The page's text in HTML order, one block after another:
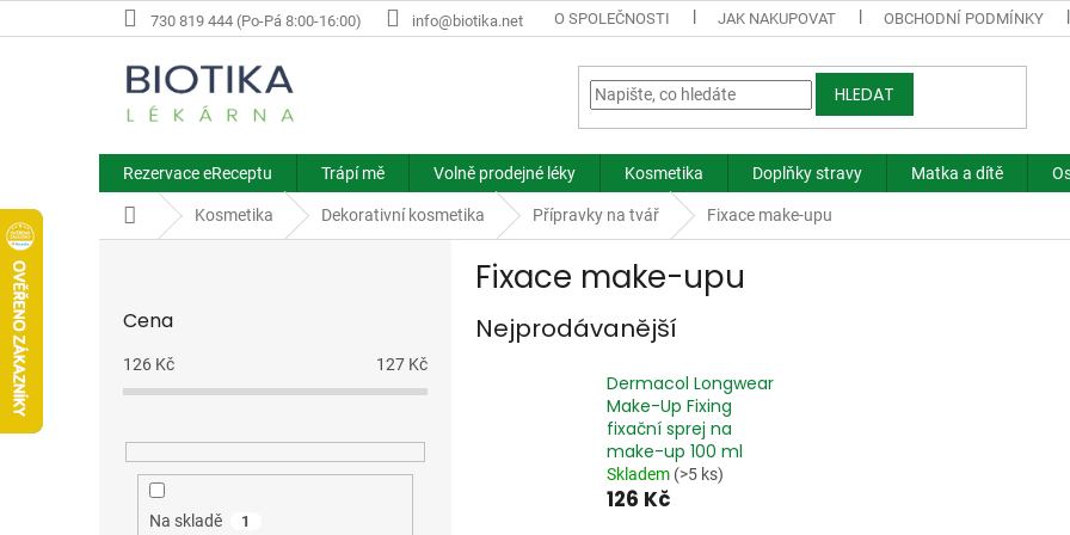
na
730 819 444 (Po-Pá 8:00-16:00) info@biotika.net O SPOLEČNOSTI JAK NAKUPOVAT OBCHODNÍ PODMÍNKY
HLEDAT
Rezervace eReceptu Trápí mě Volně prodejné léky Kosmetika Doplňky stravy Matka a dítě
Domů Kosmetika Dekorativní kosmetika Přípravky na tvář Fixace make-upu
Cena
126 Kč 127 Kč
Na skladě 1
Fixace make-upu
Nejprodávanější
Dermacol Longwear
Make-Up Fixing
fixační sprej na
make-up 100 ml
Skladem (>5 ks)
126 Kč